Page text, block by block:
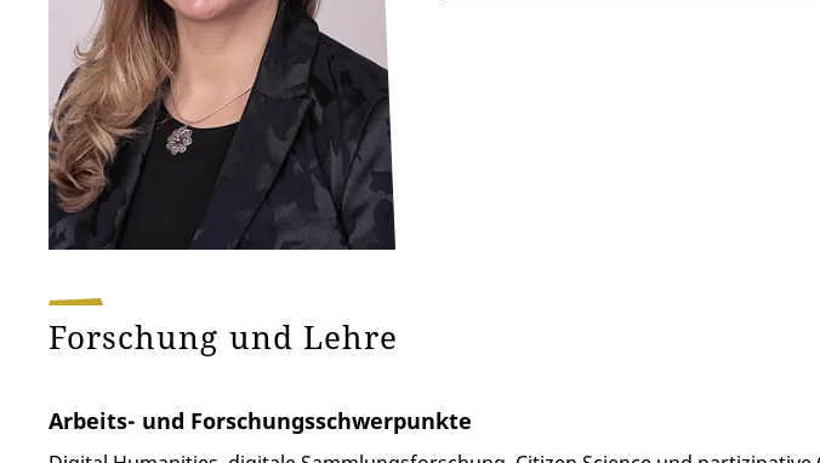
Forschung und Lehre
Arbeits- und Forschungsschwerpunkte